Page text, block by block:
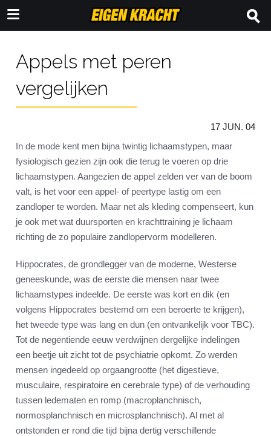
Appels met peren
vergelijken
17 JUN. 04
In de mode kent men bijna twintig lichaamstypen, maar
fysiologisch gezien zijn ook die terug te voeren op drie
lichaamstypen. Aangezien de appel zelden ver van de boom
valt, is het voor een appel- of peertype lastig om een
zandloper te worden. Maar net als kleding compenseert, kun
je ook met wat duursporten en krachttraining je lichaam
richting de zo populaire zandlopervorm modelleren.
Hippocrates, de grondlegger van de moderne, Westerse
geneeskunde, was de eerste die mensen naar twee
lichaamstypes indeelde. De eerste was kort en dik (en
volgens Hippocrates bestemd om een beroerte te krijgen),
het tweede type was lang en dun (en ontvankelijk voor TBC).
Tot de negentiende eeuw verdwijnen dergelijke indelingen
een beetje uit zicht tot de psychiatrie opkomt. Zo werden
mensen ingedeeld op orgaangrootte (het digestieve,
musculaire, respiratoire en cerebrale type) of de verhouding
tussen ledematen en romp (macroplanchnisch,
normosplanchnisch en microsplanchnisch). Al met al
ontstonden er rond die tijd bijna dertig verschillende